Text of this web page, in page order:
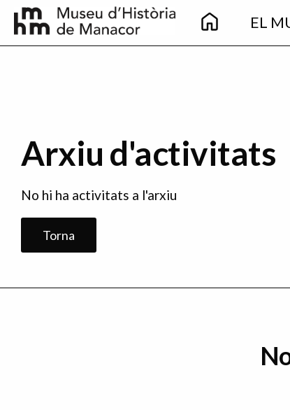
Pasar al contenido principal
Main
navigation
EL
Arxiu d'activitats
No hi ha activitats a l'arxiu
Torna